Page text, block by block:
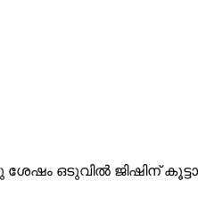
ഒടുവിൽ ജിഷിന്